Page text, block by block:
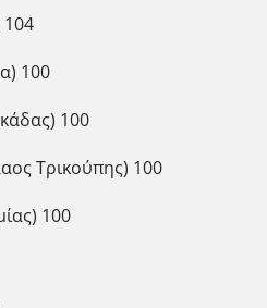
104
100
100
Τρικούπης) 100
100